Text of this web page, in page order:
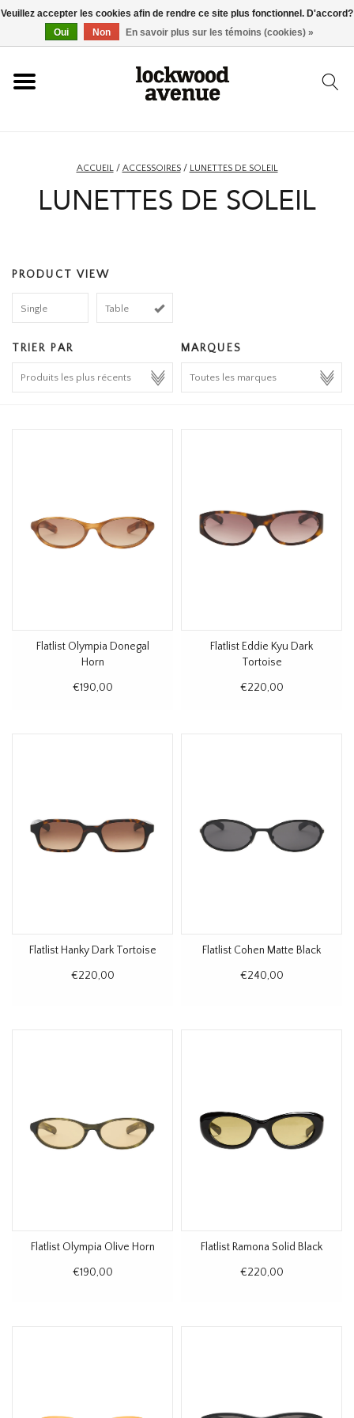
ACCUEIL
BASKETS
ACCESSOIRES
HOMEWARE
ACCUEIL/ ACCESSOIRES/ LUNETTES DE SOLEIL
LUNETTES DE SOLEIL
PRODUCT VIEW
Single Table
TRIER PAR MARQUES
Flatlist Olympia Donegal
Horn
€190,00
Flatlist Eddie Kyu Dark
Tortoise
€220,00
Flatlist Hanky Dark Tortoise
€220,00
Flatlist Cohen Matte Black
€240,00
Flatlist Olympia Olive Horn
€190,00
Flatlist Ramona Solid Black
€220,00
Veuillez accepter les cookies afin de rendre ce site plus fonctionnel. D'accord?
Oui
Non En savoir plus sur les témoins (cookies) »